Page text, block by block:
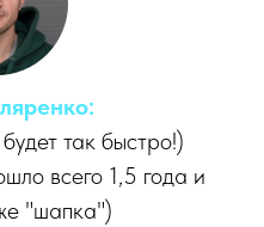
так быстро!)
всего 1,5 года и
"шапка")